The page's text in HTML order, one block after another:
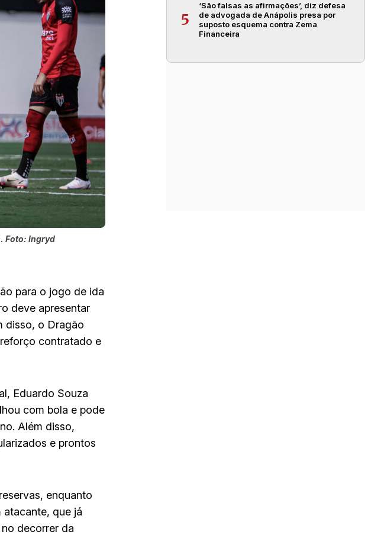
Foto: Ingryd
para o jogo de ida
deve apresentar
disso, o Dragão
contratado e
Eduardo Souza
com bola e pode
Além disso,
e prontos
enquanto
que já
decorrer da
5
‘São falsas as afirmações’, diz defesa
de advogada de Anápolis presa por
suposto esquema contra Zema
Financeira